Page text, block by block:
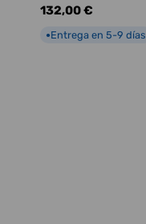
Precio
132,00 €
●Entrega en 5-9 días